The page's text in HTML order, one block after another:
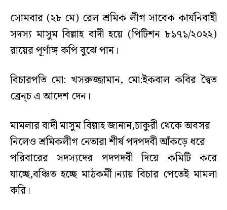
সোমবার (২৮ মে) রেল শ্রমিক লীগ সাবেক কার্যনিবাহী
সদস্য মাসুম বিল্লাহ বাদী হয়ে (পিটিশন ৮১৭১/২০২২)
রায়ের পূর্ণাঙ্গ কপি বুঝে পান।
বিচারপতি মো: খসরুজ্জামান, মো:ইকবাল কবির দ্বৈত
ব্রেন্চ এ আদেশ দেন।
মামলার বাদী মাসুম বিল্লাহ জানান,চাকুরী থেকে অবসর
নিলেও শ্রমিকলীগ নেতারা শীর্ষ পদপদবী আঁকড়ে ধরে
পরিবারের সদস্যদের পদপদবী দিয়ে কমিটি করে
যাচ্ছে,বঞ্চিত হচ্ছে মাঠকর্মী।ন্যায় বিচার পেতেই মামলা
করি।